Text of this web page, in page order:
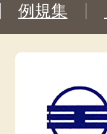
例規集
王
寺